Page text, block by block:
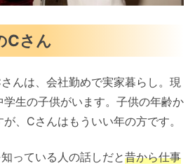
Cさん
んは、会社勤めで実家暮らし。現
生の子供がいます。子供の年齢か
、Cさんはもういい年の方です。
っている人の話しだと昔から仕事